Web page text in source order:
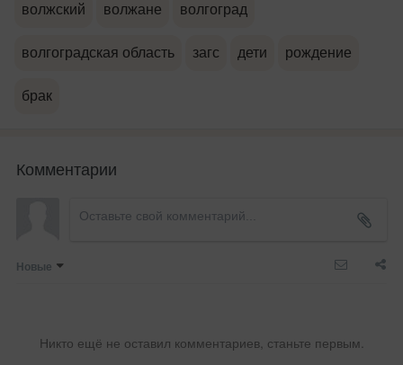
волжский волжане волгоград
волгоградская область загс дети рождение
брак
Комментарии
Новые
Никто ещё не оставил комментариев, станьте первым.